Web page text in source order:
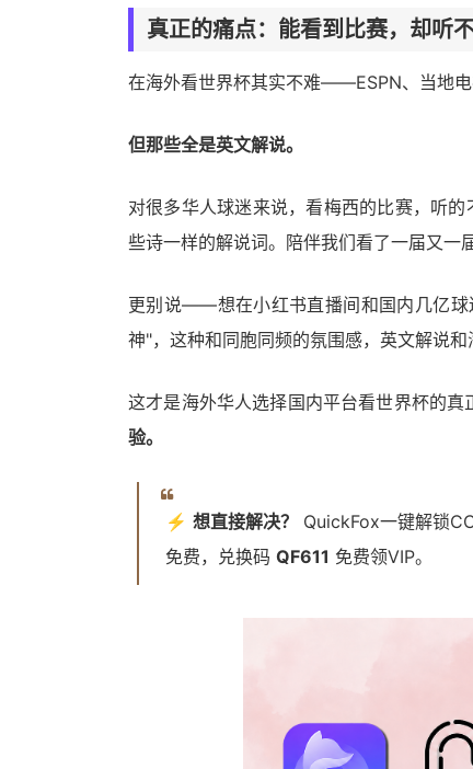
真正的痛点：能看到比赛，却听
在海外看世界杯其实不难——ESPN、当地电
但那些全是英文解说。
对很多华人球迷来说，看梅西的比赛，听
些诗一样的解说词。陪伴我们看了一届又一
更别说——想在小红书直播间和国内几亿球
神"，这种和同胞同频的氛围感，英文解说和
这才是海外华人选择国内平台看世界杯的真
验。
⚡ 想直接解决？ QuickFox一键解锁
免费，兑换码 QF611 免费领VIP。